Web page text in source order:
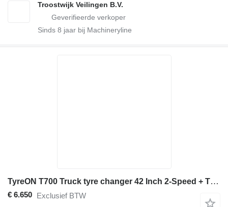
Troostwijk Veilingen B.V.
Sinds 8 jaar bij Machineryline
TyreON T700 Truck tyre changer 42 Inch 2-Speed + TIC200 inflation cage
€ 6.650 Exclusief BTW